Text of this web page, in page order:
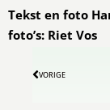
Tekst en foto
foto’s: Riet
VORIGE